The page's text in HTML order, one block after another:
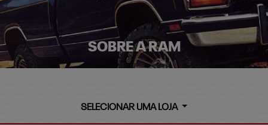
SOBRE A RAM
SELECIONAR UMA LOJA